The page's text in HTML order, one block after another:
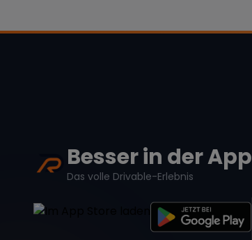
Besser in der App
Das volle Drivable-Erlebnis